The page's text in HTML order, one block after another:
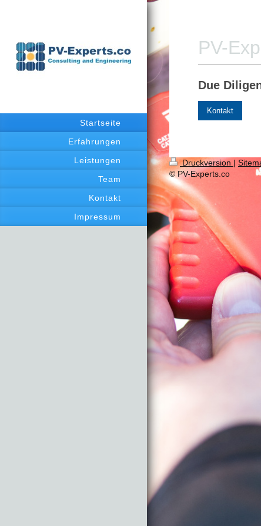
Startseite
Erfahrungen
Leistungen
Team
Kontakt
Impressum
PV-
Due
Kontakt
Druckversion |
© PV-Experts.co